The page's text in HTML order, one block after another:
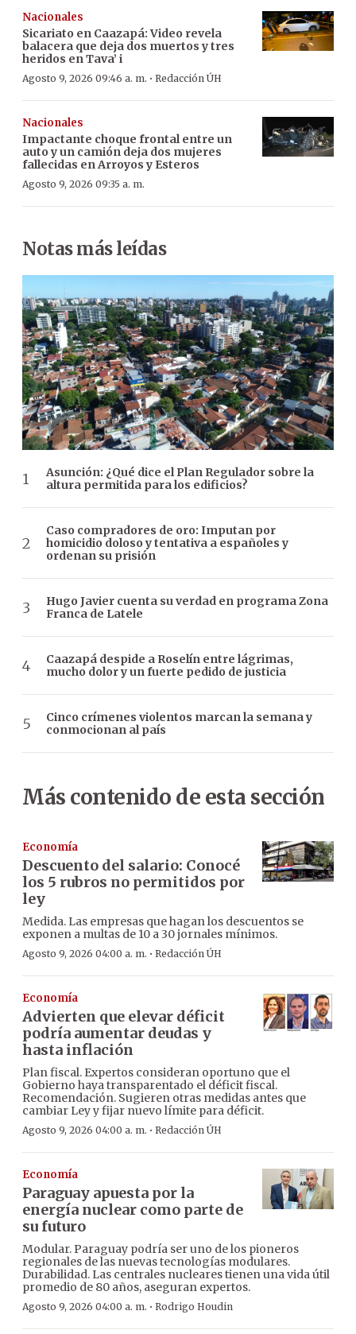
Nacionales
Sicariato en Caazapá: Video revela
balacera que deja dos muertos y tres
heridos en Tava’ i
Agosto 9, 2026 09:46 a. m. · Redacción ÚH
Nacionales
Impactante choque frontal entre un
auto y un camión deja dos mujeres
fallecidas en Arroyos y Esteros
Agosto 9, 2026 09:35 a. m.
Notas más leídas
Asunción: ¿Qué dice el Plan Regulador sobre la
altura permitida para los edificios?
Caso compradores de oro: Imputan por
homicidio doloso y tentativa a españoles y
ordenan su prisión
Hugo Javier cuenta su verdad en programa Zona
Franca de Latele
Caazapá despide a Roselín entre lágrimas,
mucho dolor y un fuerte pedido de justicia
Cinco crímenes violentos marcan la semana y
conmocionan al país
Más contenido de esta sección
Economía
Descuento del salario: Conocé
los 5 rubros no permitidos por
ley
Medida. Las empresas que hagan los descuentos se
exponen a multas de 10 a 30 jornales mínimos.
Agosto 9, 2026 04:00 a. m. · Redacción ÚH
Economía
Advierten que elevar déficit
podría aumentar deudas y
hasta inflación
Plan fiscal. Expertos consideran oportuno que el
Gobierno haya transparentado el déficit fiscal.
Recomendación. Sugieren otras medidas antes que
cambiar Ley y fijar nuevo límite para déficit.
Agosto 9, 2026 04:00 a. m. · Redacción ÚH
Economía
Paraguay apuesta por la
energía nuclear como parte de
su futuro
Modular. Paraguay podría ser uno de los pioneros
regionales de las nuevas tecnologías modulares.
Durabilidad. Las centrales nucleares tienen una vida útil
promedio de 80 años, aseguran expertos.
Agosto 9, 2026 04:00 a. m. · Rodrigo Houdin